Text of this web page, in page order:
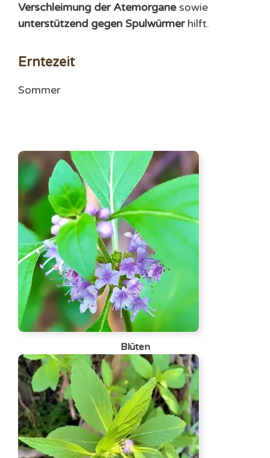
Verschleimung der Atemorganesowie
unterstützend gegen Spulwürmer hilft.
Erntezeit
Sommer
Blüten